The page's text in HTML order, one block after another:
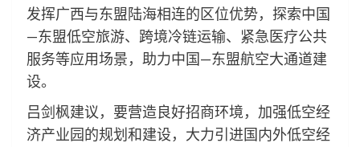
发挥广西与东盟陆海相连的区位优势，探索中国
—东盟低空旅游、跨境冷链运输、紧急医疗公共
服务等应用场景，助力中国—东盟航空大通道建
设。
吕剑枫建议，要营造良好招商环境，加强低空经
济产业园的规划和建设，大力引进国内外低空经